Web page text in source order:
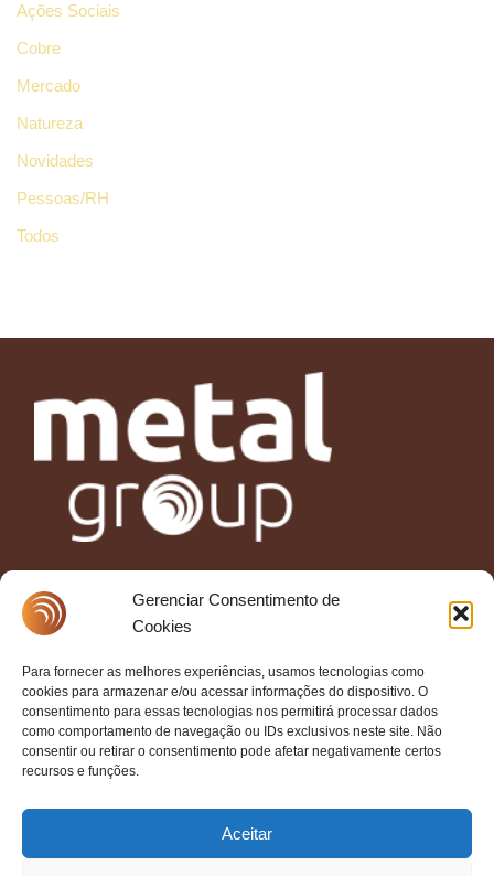
Gerenciar Consentimento de
Cookies
Para fornecer as melhores experiências, usamos tecnologias como
cookies para armazenar e/ou acessar informações do dispositivo. O
consentimento para essas tecnologias nos permitirá processar dados
como comportamento de navegação ou IDs exclusivos neste site. Não
consentir ou retirar o consentimento pode afetar negativamente certos
recursos e funções.
Aceitar
Ações Sociais
Cobre
Mercado
Natureza
Novidades
Pessoas/RH
Todos
Siga a Metal Group!
(47) 3305- 5000
contato@metalgroup.com.br